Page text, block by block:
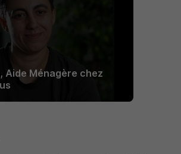
Aide Ménagère chez